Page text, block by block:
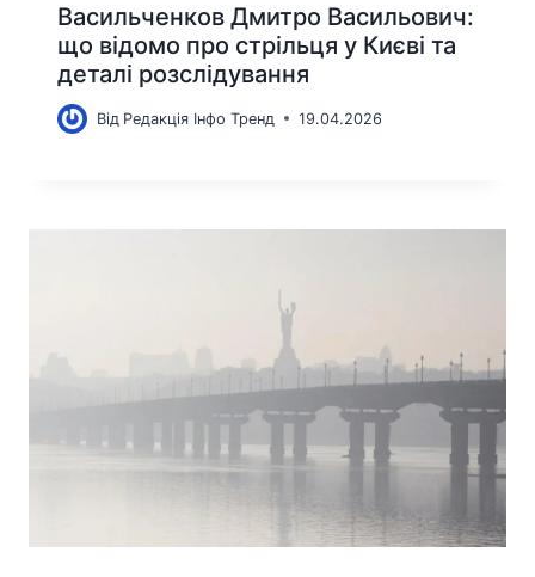
Васильченков Дмитро Васильович:
що відомо про стрільця у Києві та
деталі розслідування
Від Редакція Інфо Тренд 19.04.2026